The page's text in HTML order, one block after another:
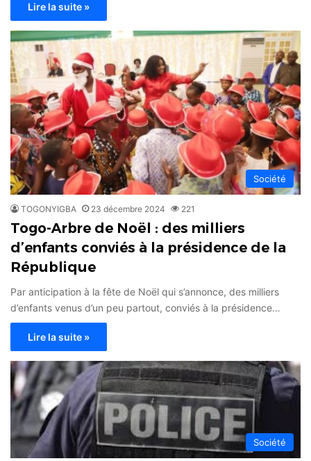
Lire la suite »
Société
TOGONYIGBA 23 décembre 2024 221
Togo-Arbre de Noël : des milliers
d’enfants conviés à la présidence de la
République
Par anticipation à la fête de Noël qui s’annonce, des milliers
d’enfants venus d’un peu partout, conviés à la présidence…
Lire la suite »
Société